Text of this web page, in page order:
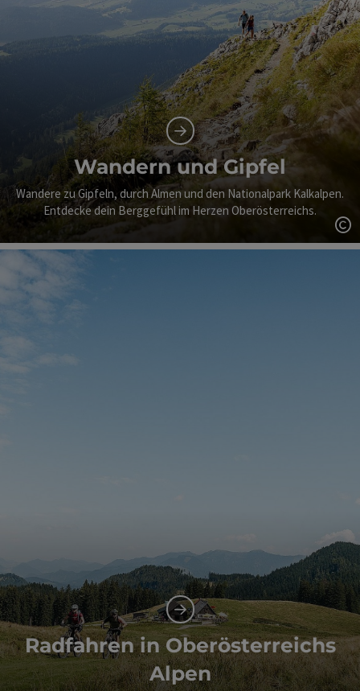
Wandern und Gipfel
Wandere zu Gipfeln, durch Almen und den Nationalpark Kalkalpen.
Entdecke dein Berggefühl im Herzen Oberösterreichs.
Radfahren in Oberösterreichs
Alpen